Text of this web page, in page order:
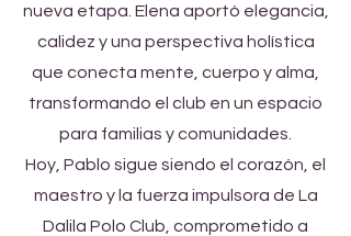
nueva etapa. Elena aportó elegancia,
calidez y una perspectiva holística
que conecta mente, cuerpo y alma,
transformando el club en un espacio
para familias y comunidades.
Hoy, Pablo sigue siendo el corazón, el
maestro y la fuerza impulsora de La
Dalila Polo Club, comprometido a